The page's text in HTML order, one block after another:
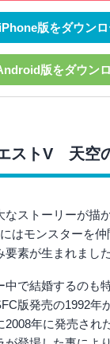
iPhone版をダウン
版をダウン
ストV 天空
なストーリーが描
はモンスターを
素が生まれました
中で結婚するのも
版発売の1992年
2008年に発売され